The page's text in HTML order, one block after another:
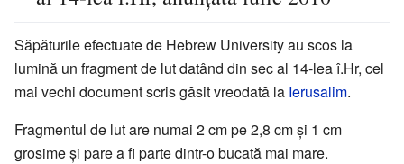
Săpăturile efectuate de Hebrew University au scos la
lumină un fragment de lut datând din sec al 14-lea î.Hr, cel
mai vechi document scris găsit vreodată la Ierusalim.
Fragmentul de lut are numai 2 cm pe 2,8 cm şi 1 cm
grosime şi pare a fi parte dintr-o bucată mai mare.